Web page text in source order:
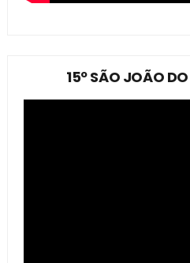
15º SÃO JOÃO